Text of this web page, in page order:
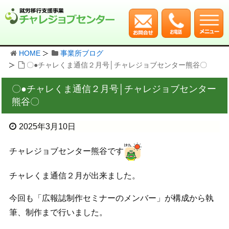
HOME
事業所ブログ
〇●チャレくま通信２月号│チャレジョブセンター熊谷〇
〇●チャレくま通信２月号│チャレジョブセンター
熊谷〇
2025年3月10日
チャレジョブセンター熊谷です
チャレくま通信２月が出来ました。
今回も「広報誌制作セミナーのメンバー」が構成から執
筆、制作まで行いました。